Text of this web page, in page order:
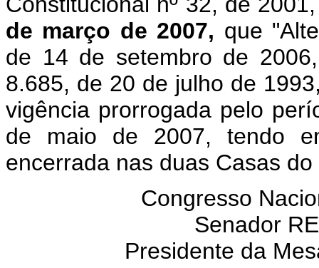
de março de 2007, que "
de 14 de setembro de
8.685, de 20 de julho de
vigência prorrogada pelo
de maio de 2007, tendo
encerrada nas duas Casas
Congresso
Senador
Presidente da